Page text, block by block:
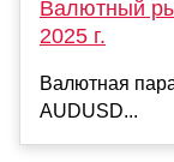
Валютный
2025 г.
Валютная
AUDUSD...